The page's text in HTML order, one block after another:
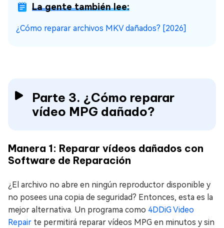
La gente también lee:
¿Cómo reparar archivos MKV dañados? [2026]
Parte 3. ¿Cómo reparar
vídeo MPG dañado?
Manera 1: Reparar vídeos dañados con
Software de Reparación
¿El archivo no abre en ningún reproductor disponible y
no posees una copia de seguridad? Entonces, esta es la
mejor alternativa. Un programa como 4DDiG Video
Repair te permitirá reparar vídeos MPG en minutos y sin